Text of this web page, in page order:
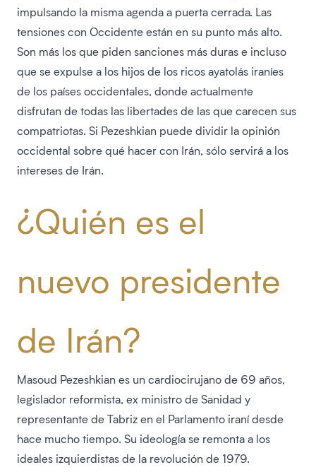
impulsando la misma agenda a puerta cerrada. Las
tensiones con Occidente están en su punto más alto.
Son más los que piden sanciones más duras e incluso
que se expulse a los hijos de los ricos ayatolás iraníes
de los países occidentales, donde actualmente
disfrutan de todas las libertades de las que carecen sus
compatriotas. Si Pezeshkian puede dividir la opinión
occidental sobre qué hacer con Irán, sólo servirá a los
intereses de Irán.
¿Quién es el
nuevo presidente
de Irán?
Masoud Pezeshkian es un cardiocirujano de 69 años,
legislador reformista, ex ministro de Sanidad y
representante de Tabriz en el Parlamento iraní desde
hace mucho tiempo. Su ideología se remonta a los
ideales izquierdistas de la revolución de 1979.